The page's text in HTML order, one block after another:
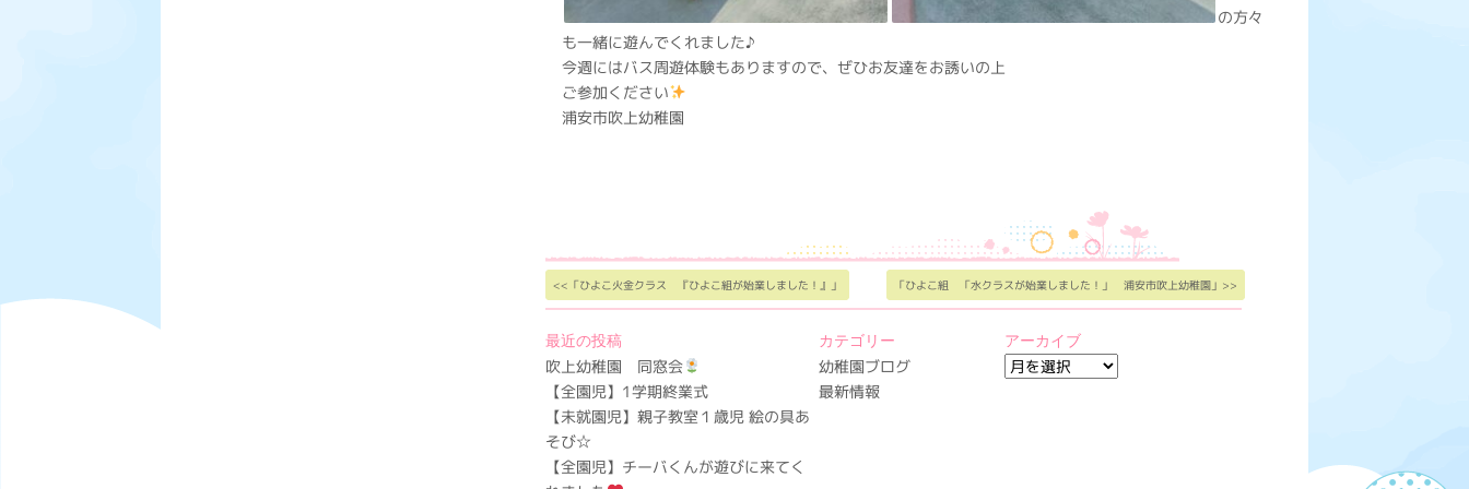
の方々
も一緒に遊んでくれました♪
今週にはバス周遊体験もありますので、ぜひお友達をお誘いの上
ご参加ください
浦安市吹上幼稚園
<<「ひよこ火金クラス 『ひよこ組が始業しました！』」 「ひよこ組 「水クラスが始業しました！」 浦安市吹上幼稚園」>>
最近の投稿
吹上幼稚園 同窓会
【全園児】1学期終業式
【未就園児】親子教室１歳児 絵の具あ
そび☆
【全園児】チーバくんが遊びに来てく
カテゴリー
幼稚園ブログ
最新情報
アーカイブ
ア